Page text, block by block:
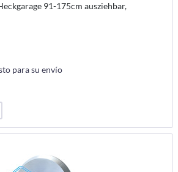
91-175cm ausziehbar,
para su envío